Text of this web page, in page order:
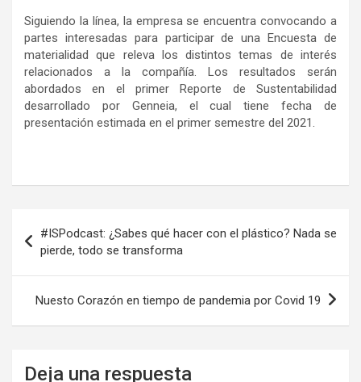
Siguiendo la línea, la empresa se encuentra convocando a
partes interesadas para participar de una Encuesta de
materialidad que releva los distintos temas de interés
relacionados a la compañía. Los resultados serán
abordados en el primer Reporte de Sustentabilidad
desarrollado por Genneia, el cual tiene fecha de
presentación estimada en el primer semestre del 2021.
de
entradas
#ISPodcast: ¿Sabes qué hacer con el plástico? Nada se
pierde, todo se transforma
Nuesto Corazón en tiempo de pandemia por Covid 19
Deja una respuesta